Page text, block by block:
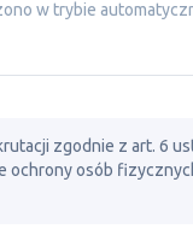
w trybie
zgodnie z art. 6
ochrony osób